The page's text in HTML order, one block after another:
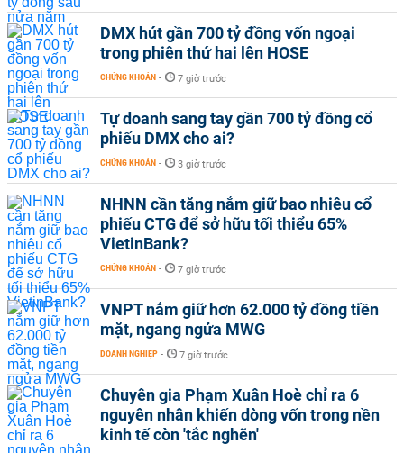
DMX hút gần 700 tỷ đồng vốn ngoại
trong phiên thứ hai lên HOSE
CHỨNG KHOÁN - 7 giờ trước
Tự doanh sang tay gần 700 tỷ đồng cổ
phiếu DMX cho ai?
CHỨNG KHOÁN - 3 giờ trước
NHNN cần tăng nắm giữ bao nhiêu cổ
phiếu CTG để sở hữu tối thiểu 65%
VietinBank?
CHỨNG KHOÁN - 7 giờ trước
VNPT nắm giữ hơn 62.000 tỷ đồng tiền
mặt, ngang ngửa MWG
DOANH NGHIỆP - 7 giờ trước
Chuyên gia Phạm Xuân Hoè chỉ ra 6
nguyên nhân khiến dòng vốn trong nền
kinh tế còn 'tắc nghẽn'